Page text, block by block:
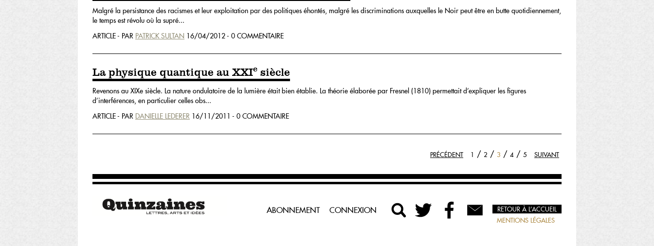
Malgré la persistance des racismes et leur exploitation par des politiques éhontés, malgré les discriminations auxquelles le Noir peut être en butte quotidiennement,
le temps est révolu où la supré...
ARTICLE - PAR PATRICK SULTAN 16/04/2012 - 0 COMMENTAIRE
La physique quantique au XXIe siècle
Revenons au XIXe siècle. La nature ondulatoire de la lumière était bien établie. La théorie élaborée par Fresnel (1810) permettait d’expliquer les figures
d’interférences, en particulier celles obs...
ARTICLE - PAR DANIELLE LEDERER 16/11/2011 - 0 COMMENTAIRE
PRÉCÉDENT 1 / 2 / 3 / 4 / 5 SUIVANT
ABONNEMENT CONNEXION
RETOUR À L’ACCUEIL
MENTIONS LÉGALES